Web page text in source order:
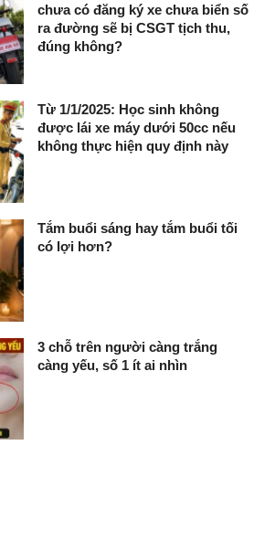
chưa có đăng ký xe chưa biển số
ra đường sẽ bị CSGT tịch thu,
đúng không?
Từ 1/1/2025: Học sinh không
được lái xe máy dưới 50cc nếu
không thực hiện quy định này
Tắm buổi sáng hay tắm buổi tối
có lợi hơn?
3 chỗ trên người càng trắng
càng yếu, số 1 ít ai nhìn